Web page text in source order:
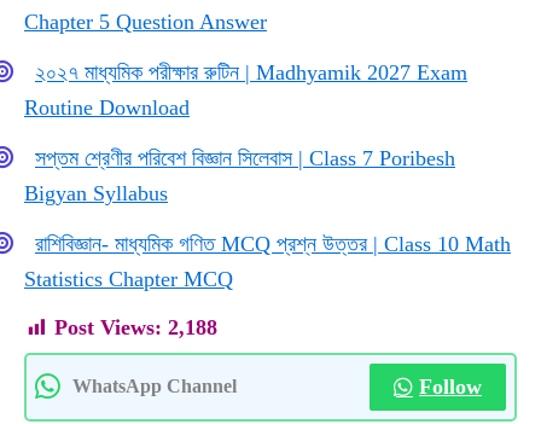
Chapter 5 Question Answer
২০২৭ মাধ্যমিক পরীক্ষার রুটিন | Madhyamik 2027 Exam
Routine Download
সপ্তম শ্রেণীর পরিবেশ বিজ্ঞান সিলেবাস | Class 7 Poribesh
Bigyan Syllabus
রাশিবিজ্ঞান- মাধ্যমিক গণিত MCQ প্রশ্ন উত্তর | Class 10 Math
Statistics Chapter MCQ
Post Views: 2,188
WhatsApp Channel Follow